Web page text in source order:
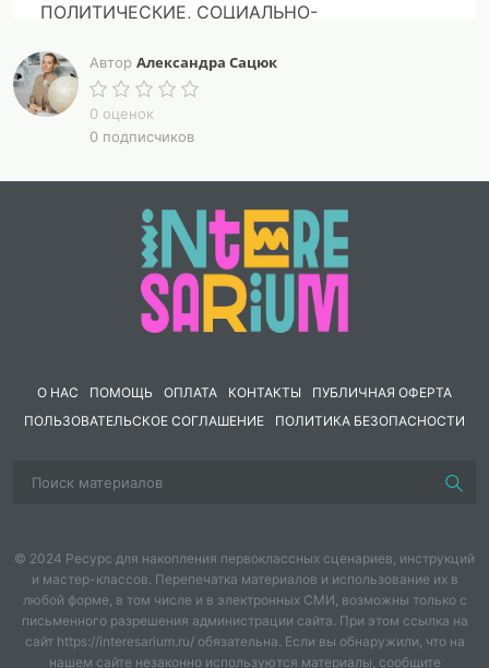
ПОЛИТИЧЕСКИЕ, СОЦИАЛЬНО-
СВОБОДЫ ЧЕЛОВЕКА И ГРАЖДАНИНА
РОССИЙСКОЙ ФЕДЕРАЦИИ.
КОНСТИТУЦИОННЫЕ ОБЯЗАННОСТИ
ГРАЖДАНИНА РОССИЙСКОЙ ФЕДЕРАЦИИ.
АЛЬТЕРНАТИВНАЯ ГРАЖДАНСКАЯ
(10 заданий).
Преимущества данной разработки в том, что не
нужно самостоятельно искать задания по конкретной
теме кодификатора, строгий и минималистичный
дизайн, ответы в конце, задания прошлых лет из
Автор Александра Сацюк
0 оценок
0 подписчиков
О НАС ПОМОЩЬ ОПЛАТА КОНТАКТЫ
ПУБЛИЧНАЯ ОФЕРТА
ПОЛЬЗОВАТЕЛЬСКОЕ СОГЛАШЕНИЕ
ПОЛИТИКА БЕЗОПАСНОСТИ
© 2024 Ресурс для накопления первоклассных сценариев, инструкций
и мастер-классов. Перепечатка материалов и использование их в
любой форме, в том числе и в электронных СМИ, возможны только с
письменного разрешения администрации сайта. При этом ссылка на
сайт https://interesarium.ru/ обязательна. Если вы обнаружили, что на
нашем сайте незаконно используются материалы, сообщите